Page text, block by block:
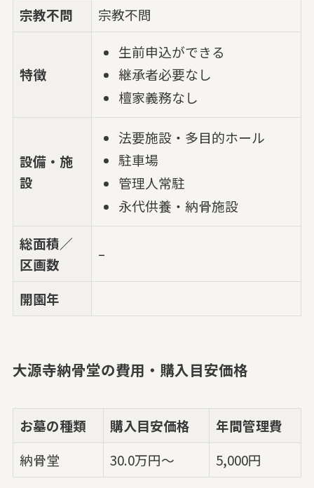
宗教不問 宗教不問
特徴
生前申込ができる
継承者必要なし
檀家義務なし
設備・施
設
法要施設・多目的ホール
駐車場
管理人常駐
永代供養・納骨施設
総面積／
区画数
–
開園年
大源寺納骨堂の費用・購入目安価格
お墓の種類 購入目安価格
年間管理費
納骨堂
30.0万円～ 5,000円